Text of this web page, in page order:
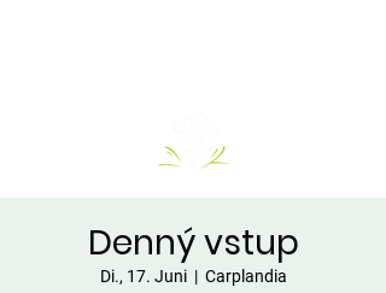
Denný vstup
Di., 17. Juni
  |
Carplandia